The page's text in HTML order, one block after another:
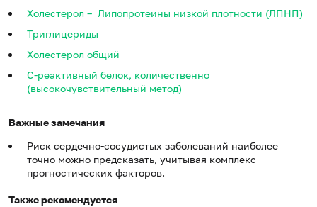
Холестерол – Липопротеины низкой плотности (ЛПНП)
Триглицериды
Холестерол общий
С-реактивный белок, количественно
(высокочувствительный метод)
Важные замечания
Риск сердечно-сосудистых заболеваний наиболее
точно можно предсказать, учитывая комплекс
прогностических факторов.
Также рекомендуется